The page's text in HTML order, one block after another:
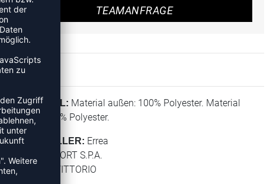
TEAMANFRAGE
MATERIAL: Material außen: 100% Polyester. Material
innen: 100% Polyester.
HERSTELLER: Errea
ERREA' SPORT S.P.A.
VIA G. DI VITTORIO